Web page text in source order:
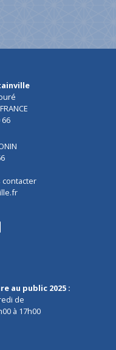
66
contacter
au public 2025 :
de
à 17h00